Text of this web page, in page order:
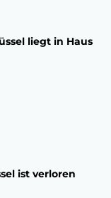
liegt in Haus
ist verloren